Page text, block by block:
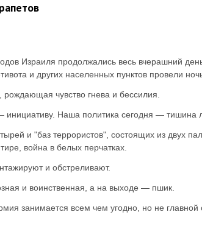
Израиля продолжались весь вчерашний
и других населенных пунктов провели
чувство гнева и бессилия.
инициативу. Наша политика сегодня — тишина
и "баз террористов", состоящих из двух
война в белых перчатках.
и обстреливают.
и воинственная, а на выходе — пшик.
занимается всем чем угодно, но не